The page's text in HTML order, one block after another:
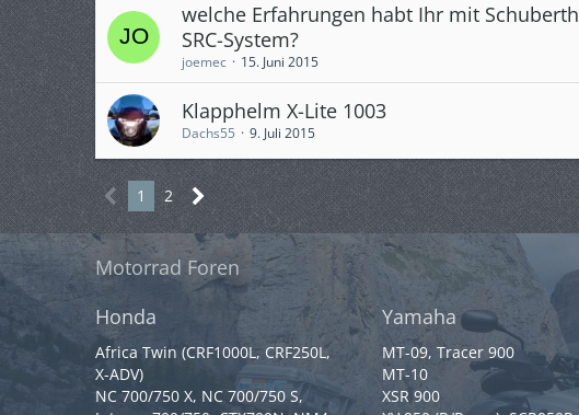
welche Erfahrungen habt Ihr mit Schuberth
SRC-System?
joemec 15. Juni 2015
Klapphelm X-Lite 1003
Dachs55 9. Juli 2015
1 2
Motorrad Foren
Honda
Africa Twin (CRF1000L, CRF250L,
X-ADV)
NC 700/750 X, NC 700/750 S,
Yamaha
MT-09, Tracer 900
MT-10
XSR 900